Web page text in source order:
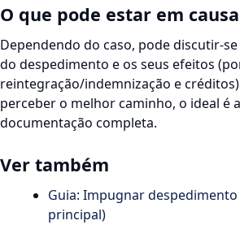
O que pode estar em causa
Dependendo do caso, pode discutir-
do despedimento e os seus efeitos
reintegração/indemnização e
perceber o melhor caminho, o ideal é
documentação completa.
Ver também
Guia: Impugnar
principal)